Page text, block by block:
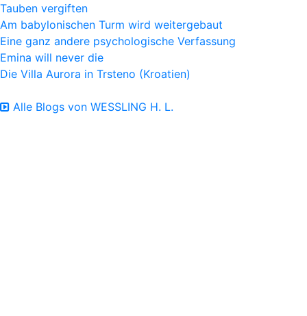
Tauben vergiften
Am babylonischen Turm wird weitergebaut
Eine ganz andere psychologische Verfassung
Emina will never die
Die Villa Aurora in Trsteno (Kroatien)
Alle Blogs von WESSLING H. L.